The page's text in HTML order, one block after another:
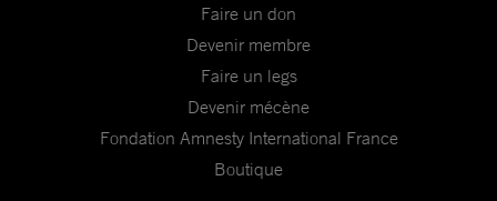
Faire un don
Devenir membre
Faire un legs
Devenir mécène
Fondation Amnesty International France
Boutique